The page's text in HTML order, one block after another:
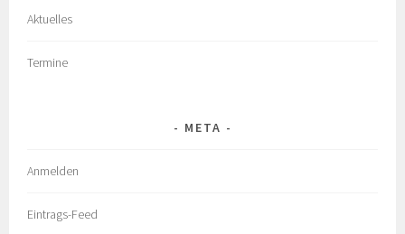
Aktuelles
Termine
META
Anmelden
Eintrags-Feed